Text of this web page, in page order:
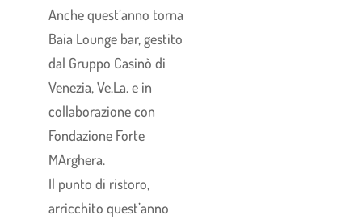
Anche quest’anno torna
Baia Lounge bar, gestito
dal Gruppo Casinò di
Venezia, Ve.La. e in
collaborazione con
Fondazione Forte
MArghera.
Il punto di ristoro,
arricchito quest’anno